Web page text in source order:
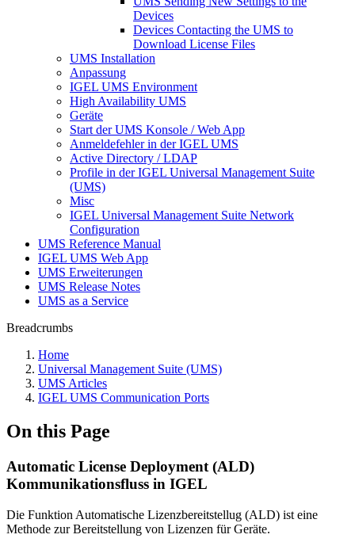
Devices
Devices Contacting the UMS to
Download License Files
UMS Installation
Anpassung
IGEL UMS Environment
High Availability UMS
Geräte
Start der UMS Konsole / Web App
Anmeldefehler in der IGEL UMS
Active Directory / LDAP
Profile in der IGEL Universal Management Suite
(UMS)
Misc
IGEL Universal Management Suite Network
Configuration
UMS Reference Manual
IGEL UMS Web App
UMS Erweiterungen
UMS Release Notes
UMS as a Service
Breadcrumbs
Home
Universal Management Suite (UMS)
UMS Articles
IGEL UMS Communication Ports
On this Page
Automatic License Deployment (ALD)
Kommunikationsfluss in IGEL
Die Funktion Automatische Lizenzbereitstellug (ALD) ist eine
Methode zur Bereitstellung von Lizenzen für Geräte.